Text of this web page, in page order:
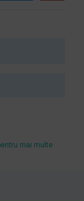
mai multe